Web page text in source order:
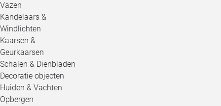
Vazen
Kandelaars &
Windlichten
Kaarsen &
Geurkaarsen
Schalen & Dienbladen
Decoratie objecten
Huiden & Vachten
Opbergen